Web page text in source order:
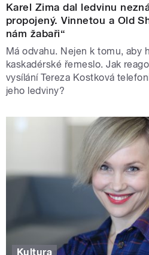
Karel Zima dal ledvinu
propojený. Vinnetou a Old
nám žabaři“
Má odvahu. Nejen k tomu, aby
kaskadérské řemeslo. Jak
vysílání Tereza Kostková
jeho ledviny?
Kultura